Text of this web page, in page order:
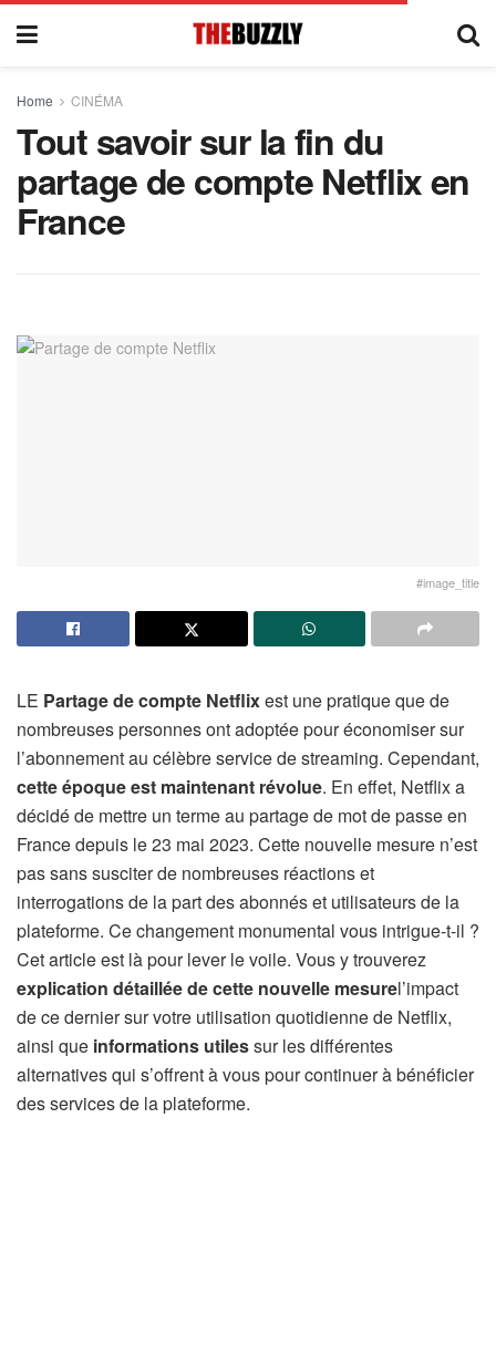
Home CINÉMA
Tout savoir sur la fin du
partage de compte Netflix en
France
#image_title
LE Partage de compte Netflixest une pratique que de
nombreuses personnes ont adoptée pour économiser sur
l’abonnement au célèbre service de streaming. Cependant,
cette époque est maintenant révolue. En effet, Netflix a
décidé de mettre un terme au partage de mot de passe en
France depuis le 23 mai 2023. Cette nouvelle mesure n’est
pas sans susciter de nombreuses réactions et
interrogations de la part des abonnés et utilisateurs de la
plateforme. Ce changement monumental vous intrigue-t-il ?
Cet article est là pour lever le voile. Vous y trouverez
explication détaillée de cette nouvelle mesurel’impact
de ce dernier sur votre utilisation quotidienne de Netflix,
ainsi que informations utilessur les différentes
alternatives qui s’offrent à vous pour continuer à bénéficier
des services de la plateforme.